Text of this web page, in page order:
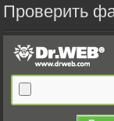
Проверить